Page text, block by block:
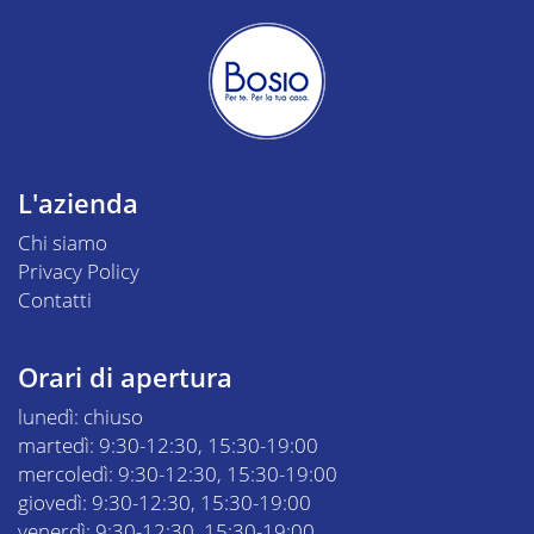
L'azienda
Chi siamo
Privacy Policy
Contatti
Orari di apertura
lunedì: chiuso
martedì: 9:30-12:30, 15:30-19:00
mercoledì: 9:30-12:30, 15:30-19:00
giovedì: 9:30-12:30, 15:30-19:00